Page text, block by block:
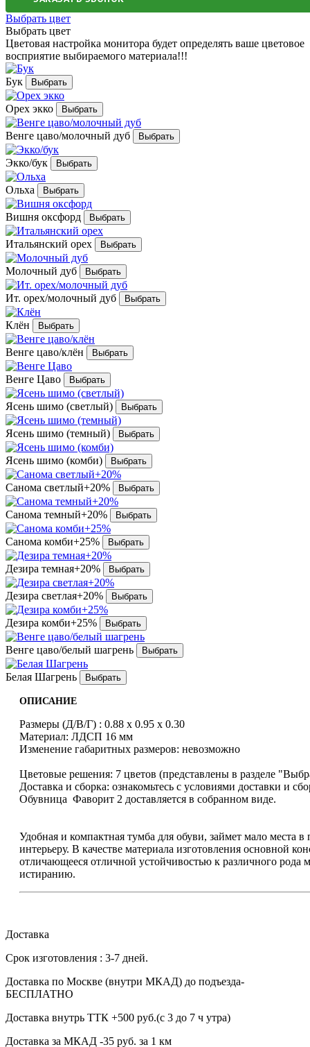
Выбрать цвет
Выбрать цвет
Цветовая настройка монитора будет определять ваше цветовое
восприятие выбираемого материала!!!
Бук
Орех экко
Венге цаво/молочный дуб
Экко/бук
Ольха
Вишня оксфорд
Итальянский орех
Молочный дуб
Ит. орех/молочный дуб
Клён
Венге цаво/клён
Венге Цаво
Ясень шимо (светлый)
Ясень шимо (темный)
Ясень шимо (комби)
Санома светлый+20%
Санома темный+20%
Санома комби+25%
Дезира темная+20%
Дезира светлая+20%
Дезира комби+25%
Венге цаво/белый шагрень
Белая Шагрень
ОПИСАНИЕ
Размеры (Д/В/Г) : 0.88 x 0.95 x 0.30
Материал: ЛДСП 16 мм
Изменение габаритных размеров: невозможно
Цветовые решения: 7 цветов (представлены в разделе
Доставка и сборка: ознакомьтесь с условиями доставки и
Обувница Фаворит 2 доставляется в собранном виде.
Удобная и компактная тумба для обуви, займет мало места
интерьеру. В качестве материала изготовления основной
отличающееся отличной устойчивостью к различного
истиранию.
Доставка
Срок изготовления : 3-7 дней.
Доставка по Москве (внутри МКАД) до подъезда-
БЕСПЛАТНО
Доставка внутрь ТТК +500 руб.(с 3 до 7 ч утра)
Доставка за МКАД -35 руб. за 1 км